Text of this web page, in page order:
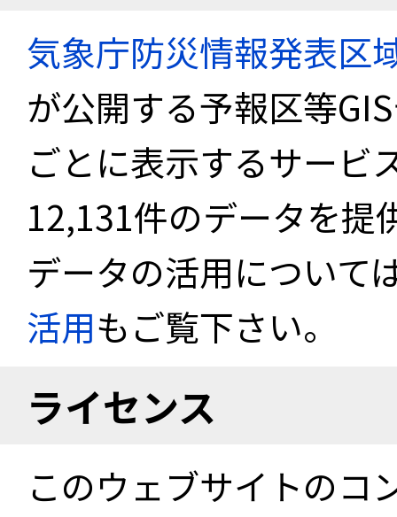
気象庁防災情報発表区
が公開する予報区等
ごとに表示するサービ
12,131件のデータを提
データの活用について
活用もご覧下さい。
ライセンス
このウェブサイトのコ